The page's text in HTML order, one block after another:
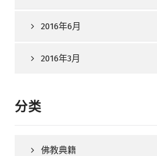
2016年6月
2016年3月
分类
佛教典籍